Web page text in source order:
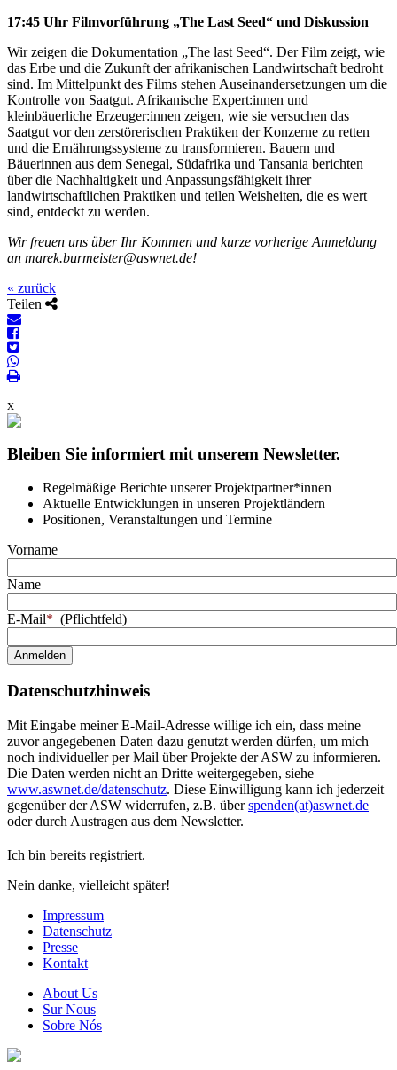
17:45 Uhr Filmvorführung „The Last Seed“ und Diskussion
Wir zeigen die Dokumentation „The last Seed“. Der Film zeigt, wie
das Erbe und die Zukunft der afrikanischen Landwirtschaft bedroht
sind. Im Mittelpunkt des Films stehen Auseinandersetzungen um die
Kontrolle von Saatgut. Afrikanische Expert:innen und
kleinbäuerliche Erzeuger:innen zeigen, wie sie versuchen das
Saatgut vor den zerstörerischen Praktiken der Konzerne zu retten
und die Ernährungssysteme zu transformieren. Bauern und
Bäuerinnen aus dem Senegal, Südafrika und Tansania berichten
über die Nachhaltigkeit und Anpassungsfähigkeit ihrer
landwirtschaftlichen Praktiken und teilen Weisheiten, die es wert
sind, entdeckt zu werden.
Wir freuen uns über Ihr Kommen und kurze vorherige Anmeldung
an marek.burmeister@aswnet.de!
« zurück
Teilen
x
Bleiben Sie informiert mit unserem Newsletter.
Regelmäßige Berichte unserer Projektpartner*innen
Aktuelle Entwicklungen in unseren Projektländern
Positionen, Veranstaltungen und Termine
Vorname
Name
E-Mail* (Pflichtfeld)
Anmelden
Datenschutzhinweis
Mit Eingabe meiner E-Mail-Adresse willige ich ein, dass meine
zuvor angegebenen Daten dazu genutzt werden dürfen, um mich
noch individueller per Mail über Projekte der ASW zu informieren.
Die Daten werden nicht an Dritte weitergegeben, siehe
www.aswnet.de/datenschutz. Diese Einwilligung kann ich jederzeit
gegenüber der ASW widerrufen, z.B. überspenden(at)aswnet.de
oder durch Austragen aus dem Newsletter.
Ich bin bereits registriert.
Nein danke, vielleicht später!
Impressum
Datenschutz
Presse
Kontakt
About Us
Sur Nous
Sobre Nós